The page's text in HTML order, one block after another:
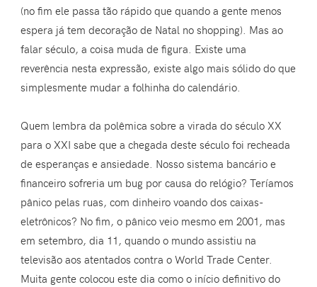
(no fim ele passa tão rápido que quando a gente menos
espera já tem decoração de Natal no shopping). Mas ao
falar século, a coisa muda de figura. Existe uma
reverência nesta expressão, existe algo mais sólido do que
simplesmente mudar a folhinha do calendário.
Quem lembra da polêmica sobre a virada do século XX
para o XXI sabe que a chegada deste século foi recheada
de esperanças e ansiedade. Nosso sistema bancário e
financeiro sofreria um bug por causa do relógio? Teríamos
pânico pelas ruas, com dinheiro voando dos caixas-
eletrônicos? No fim, o pânico veio mesmo em 2001, mas
em setembro, dia 11, quando o mundo assistiu na
televisão aos atentados contra o World Trade Center.
Muita gente colocou este dia como o início definitivo do